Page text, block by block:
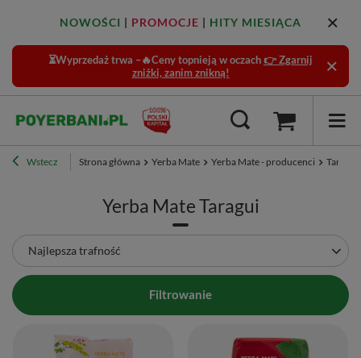
NOWOŚCI | PROMOCJE | HITY MIESIĄCA
⏳Wyprzedaż trwa –🔥Ceny topnieją w oczach 👉 Zgarnij
zniżki, zanim znikną!
Wstecz Strona główna Yerba Mate Yerba Mate - producenci Taragui
Yerba Mate Taragui
Zmień sortowanie
Najlepsza trafność
Filtrowanie